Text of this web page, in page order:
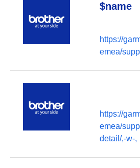
$name
https://
emea/
https://
emea/
detail/,-w-,